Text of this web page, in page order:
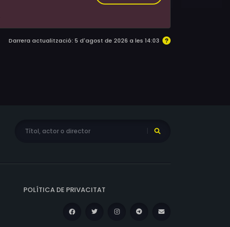
Darrera actualització: 5 d'agost de 2026 a les 14:03
POLÍTICA DE PRIVACITAT